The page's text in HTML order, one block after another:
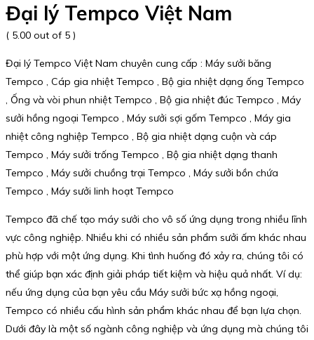
Đại lý Tempco Việt Nam
( 5.00 out of 5 )
Đại lý Tempco Việt Nam chuyên cung cấp : Máy sưởi băng
Tempco , Cáp gia nhiệt Tempco , Bộ gia nhiệt dạng ống Tempco
, Ống và vòi phun nhiệt Tempco , Bộ gia nhiệt đúc Tempco , Máy
sưởi hồng ngoại Tempco , Máy sưởi sợi gốm Tempco , Máy gia
nhiệt công nghiệp Tempco , Bộ gia nhiệt dạng cuộn và cáp
Tempco , Máy sưởi trống Tempco , Bộ gia nhiệt dạng thanh
Tempco , Máy sưởi chuồng trại Tempco , Máy sưởi bồn chứa
Tempco , Máy sưởi linh hoạt Tempco
Tempco đã chế tạo máy sưởi cho vô số ứng dụng trong nhiều lĩnh
vực công nghiệp. Nhiều khi có nhiều sản phẩm sưởi ấm khác nhau
phù hợp với một ứng dụng. Khi tình huống đó xảy ra, chúng tôi có
thể giúp bạn xác định giải pháp tiết kiệm và hiệu quả nhất. Ví dụ:
nếu ứng dụng của bạn yêu cầu Máy sưởi bức xạ hồng ngoại,
Tempco có nhiều cấu hình sản phẩm khác nhau để bạn lựa chọn.
Dưới đây là một số ngành công nghiệp và ứng dụng mà chúng tôi